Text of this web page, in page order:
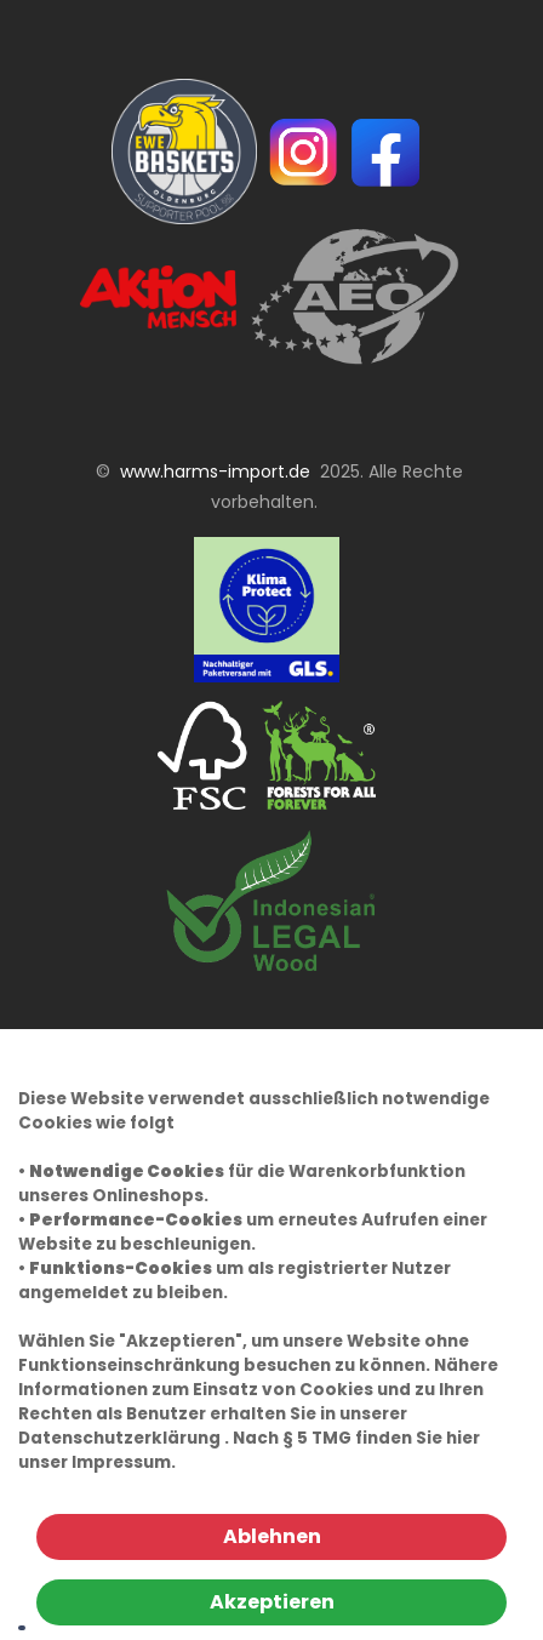
© www.harms-import.de 2025. Alle Rechte
vorbehalten.
Diese Website verwendet ausschließlich notwendige
Cookies wie folgt
• Notwendige Cookies für die Warenkorbfunktion
unseres Onlineshops.
• Performance-Cookies um erneutes Aufrufen einer
Website zu beschleunigen.
• Funktions-Cookies um als registrierter Nutzer
angemeldet zu bleiben.
Wählen Sie "Akzeptieren", um unsere Website ohne
Funktionseinschränkung besuchen zu können. Nähere
Informationen zum Einsatz von Cookies und zu Ihren
Rechten als Benutzer erhalten Sie in unserer
Datenschutzerklärung . Nach § 5 TMG finden Sie hier
unser Impressum.
Ablehnen
Akzeptieren